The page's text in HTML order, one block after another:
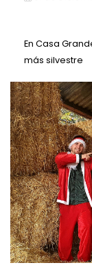
En Casa
más silvestre